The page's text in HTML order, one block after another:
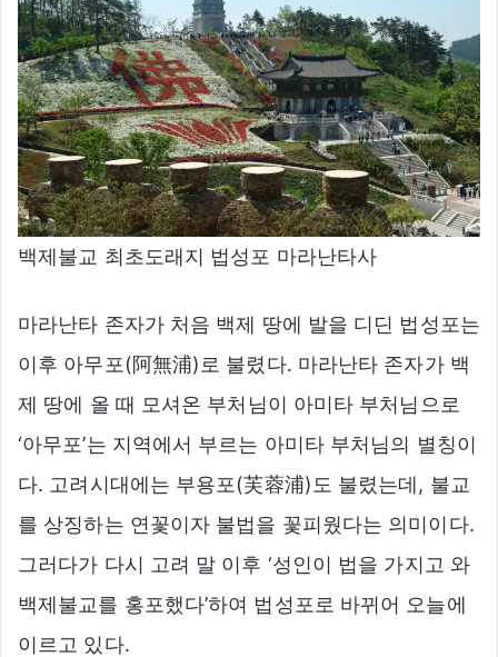
백제불교 최초도래지 법성포 마라난타사
마라난타 존자가 처음 백제 땅에 발을 디딘 법성포는
이후 아무포(阿無浦)로 불렸다. 마라난타 존자가 백
제 땅에 올 때 모셔온 부처님이 아미타 부처님으로
‘아무포’는 지역에서 부르는 아미타 부처님의 별칭이
다. 고려시대에는 부용포(芙蓉浦)도 불렸는데, 불교
를 상징하는 연꽃이자 불법을 꽃피웠다는 의미이다.
그러다가 다시 고려 말 이후 ‘성인이 법을 가지고 와
백제불교를 홍포했다’하여 법성포로 바뀌어 오늘에
이르고 있다.